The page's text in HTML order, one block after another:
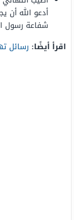
أدعو الله أن
شفاعة رسول
اقرأ أيضًا: رسائل